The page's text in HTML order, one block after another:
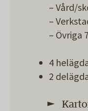
– Vård/
–
– Övriga
4
2